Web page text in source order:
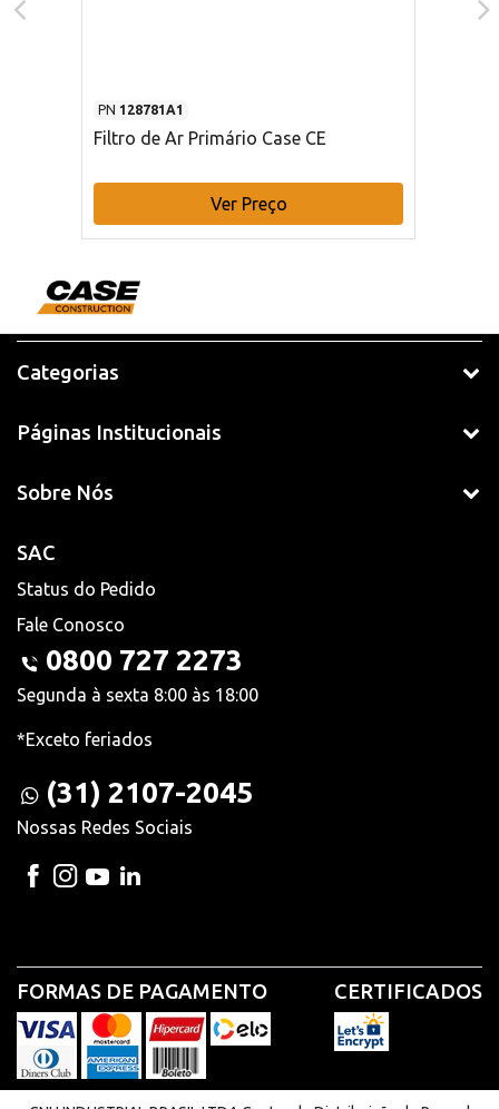
PN 128781A1
Filtro de Ar Primário Case CE
Ver Preço
Categorias
Páginas Institucionais
Sobre Nós
SAC
Status do Pedido
Fale Conosco
0800 727 2273
Segunda à sexta 8:00 às 18:00
*Exceto feriados
(31) 2107-2045
Nossas Redes Sociais
FORMAS DE PAGAMENTO CERTIFICADOS